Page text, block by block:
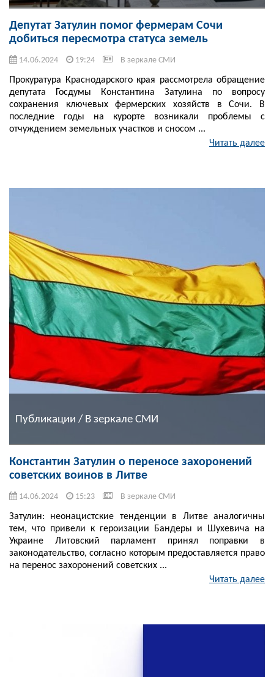
Депутат Затулин помог фермерам Сочи
добиться пересмотра статуса земель
14.06.2024 19:24 В зеркале СМИ
Прокуратура Краснодарского края рассмотрела обращение
депутата Госдумы Константина Затулина по вопросу
сохранения ключевых фермерских хозяйств в Сочи. В
последние годы на курорте возникали проблемы с
отчуждением земельных участков и сносом ...
Читать далее
Публикации / В зеркале СМИ
Константин Затулин о переносе захоронений
советских воинов в Литве
14.06.2024 15:23 В зеркале СМИ
Затулин: неонацистские тенденции в Литве аналогичны
тем, что привели к героизации Бандеры и Шухевича на
Украине Литовский парламент принял поправки в
законодательство, согласно которым предоставляется право
на перенос захоронений советских ...
Читать далее